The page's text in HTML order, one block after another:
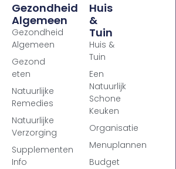
Gezondheid
Algemeen
Gezondheid
Algemeen
Gezond
eten
Natuurlijke
Remedies
Natuurlijke
Verzorging
Supplementen
Info
Huis
&
Tuin
Huis &
Tuin
Een
Natuurlijk
Schone
Keuken
Organisatie
Menuplannen
Budget